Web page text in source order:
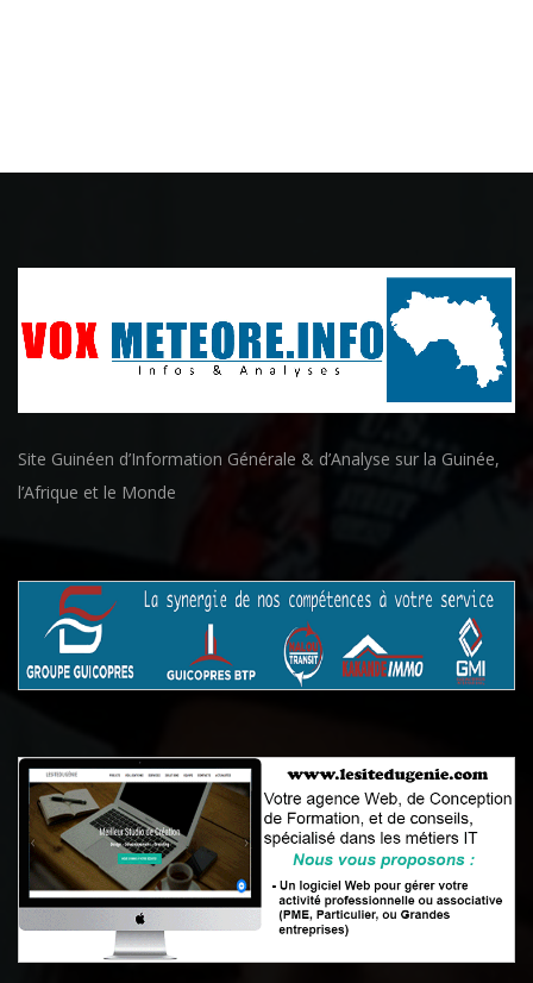
Site Guinéen d’Information Générale & d’Analyse sur la Guinée,
l’Afrique et le Monde